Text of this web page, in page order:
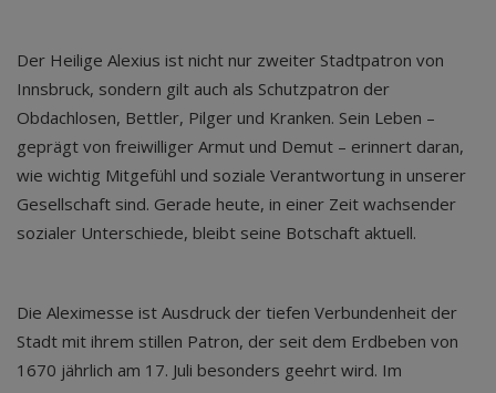
Der Heilige Alexius ist nicht nur zweiter Stadtpatron von
Innsbruck, sondern gilt auch als Schutzpatron der
Obdachlosen, Bettler, Pilger und Kranken. Sein Leben –
geprägt von freiwilliger Armut und Demut – erinnert daran,
wie wichtig Mitgefühl und soziale Verantwortung in unserer
Gesellschaft sind. Gerade heute, in einer Zeit wachsender
sozialer Unterschiede, bleibt seine Botschaft aktuell.
Die Aleximesse ist Ausdruck der tiefen Verbundenheit der
Stadt mit ihrem stillen Patron, der seit dem Erdbeben von
1670 jährlich am 17. Juli besonders geehrt wird. Im